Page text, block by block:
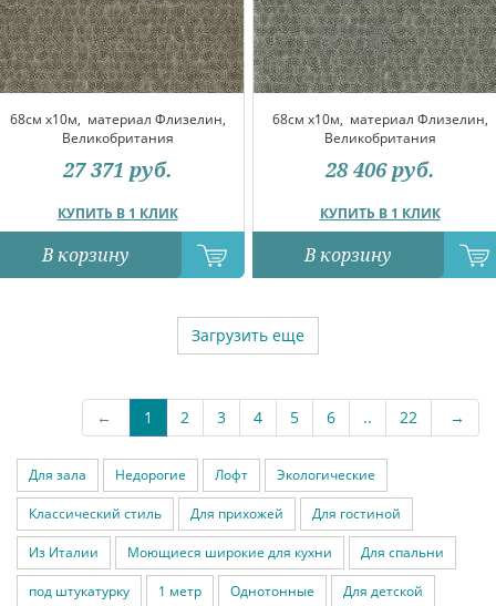
68см x10м, материал Флизелин,
Великобритания
КУПИТЬ В 1 КЛИК
27 371 руб.
В корзину
68см x10м, материал Флизелин,
Великобритания
КУПИТЬ В 1 КЛИК
28 406 руб.
В корзину
Загрузить еще
← 1 2 3 4 5 6 .. 22 →
Для зала Недорогие Лофт Экологические
Классический стиль Для прихожей Для гостиной
Из Италии Моющиеся широкие для кухни Для спальни
под штукатурку 1 метр Однотонные Для детской